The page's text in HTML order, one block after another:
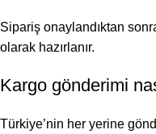
Sipariş onaylandıktan
olarak hazırlanır.
Kargo gönderimi
Türkiye’nin her yerine